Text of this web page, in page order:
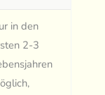
in den
2-3